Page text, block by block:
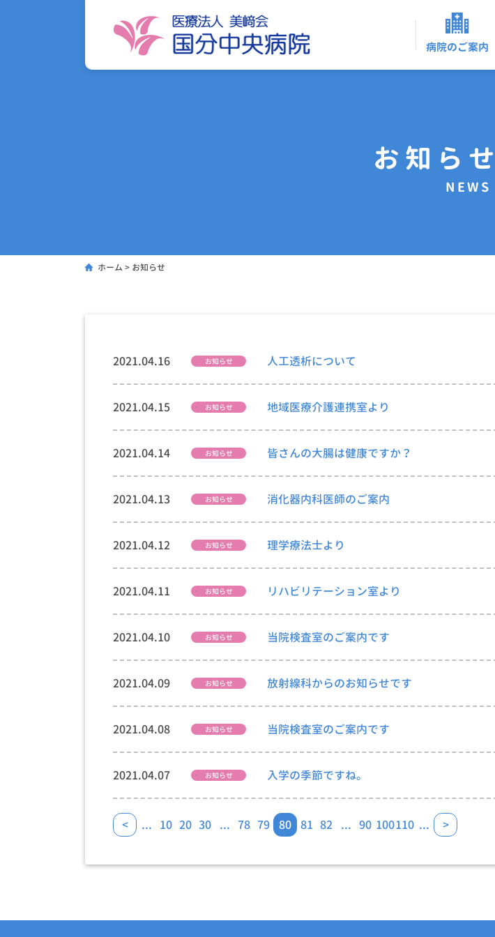
病院のご案内
お知ら
NEWS
ホーム > お知らせ
2021.04.16 お知らせ 人工透析について
2021.04.15 お知らせ 地域医療介護連携室より
2021.04.14 お知らせ 皆さんの大腸は健康ですか？
2021.04.13 お知らせ 消化器内科医師のご案内
2021.04.12 お知らせ 理学療法士より
2021.04.11 お知らせ リハビリテーション室より
2021.04.10 お知らせ 当院検査室のご案内です
2021.04.09 お知らせ 放射線科からのお知らせです
2021.04.08 お知らせ 当院検査室のご案内です
2021.04.07 お知らせ 入学の季節ですね。
< ... 10 20 30 ... 78 79 80 81 82 ... 90 100110 ... >